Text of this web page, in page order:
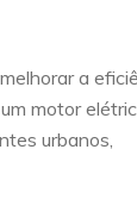
a
motor
urbanos,